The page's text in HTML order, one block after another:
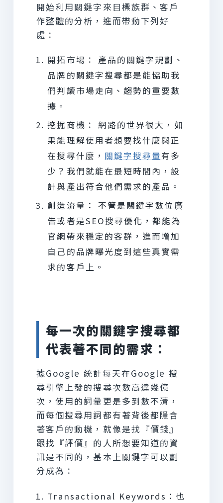
開始利用關鍵字來目標族群、客戶
作整體的分析，進而帶動下列好
處：
開拓市場： 產品的關鍵字規劃、
品牌的關鍵字搜尋都是能協助我
們判讀市場走向、趨勢的重要數
據。
挖掘商機： 網路的世界很大，如
果能理解使用者想要找什麼與正
在搜尋什麼， 關鍵字搜尋量有多
少？我們就能在最短時間內，設
計與產出符合他們需求的產品。
創造流量： 不管是關鍵字數位廣
告或者是SEO搜尋優化，都能為
官網帶來穩定的客群，進而增加
自己的品牌曝光度到這些真實需
求的客戶上。
每一次的關鍵字搜尋都
代表著不同的需求：
據Google 統計每天在Google 搜
尋引擎上發的搜尋次數高達幾億
次，使用的詞彙更是多到數不清，
而每個搜尋用詞都有著背後都隱含
著客戶的動機，就像是找『價錢』
跟找『評價』的人所想要知道的資
訊是不同的，基本上關鍵字可以劃
分成為：
Transactional Keywords：也